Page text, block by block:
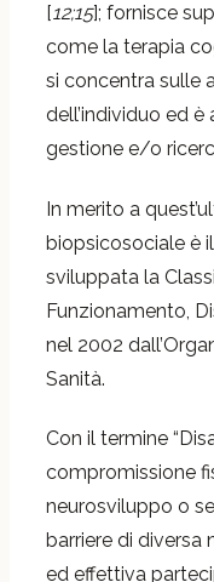
[12;15]; fornisce
come la terapia
si concentra sulle
dell’individuo ed
gestione e/o
In merito a
biopsicosociale è
sviluppata la
Funzionamento,
nel 2002
Sanità.
Con il termine
compromissione
neurosviluppo o
barriere di diversa
ed effettiva